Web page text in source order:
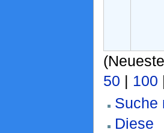
50 | 100
Suche
Diese